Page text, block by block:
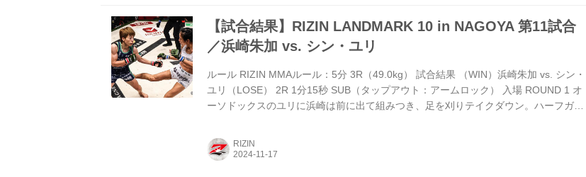
【試合結果】RIZIN LANDMARK 10 in NAGOYA 第11試合
／浜崎朱加 vs. シン・ユリ
ルール RIZIN MMAルール：5分 3R（49.0kg） 試合結果 （WIN）浜崎朱加 vs. シン・
ユリ（LOSE） 2R 1分15秒 SUB（タップアウト：アームロック） 入場 ROUND 1 オ
ーソドックスのユリに浜崎は前に出て組みつき、足を刈りテイクダウン。ハーフガー
がる。スタンドに戻るとユリは伸びのある右ストレートで脅かす。足払いや右フック
を見せる浜崎だが、ユリが右ストレートを連打で強振する。 ROUND 2 右ストレート
RIZIN